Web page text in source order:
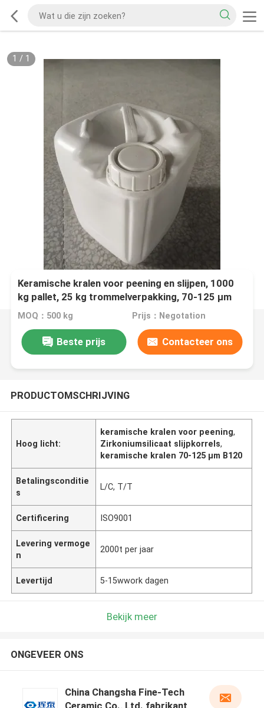
1 / 1
Keramische kralen voor peening en slijpen, 1000
kg pallet, 25 kg trommelverpakking, 70-125 µm
B120
MOQ：500 kg Prijs：Negotation
Beste prijs Contacteer ons
PRODUCTOMSCHRIJVING
Hoog licht:
keramische kralen voor peening,
Zirkoniumsilicaat slijpkorrels,
keramische kralen 70-125 µm B120
Betalingsconditie
s
L/C, T/T
Certificering ISO9001
Levering vermoge
n
2000t per jaar
Levertijd 5-15wwork dagen
Bekijk meer
ONGEVEER ONS
China Changsha Fine-Tech